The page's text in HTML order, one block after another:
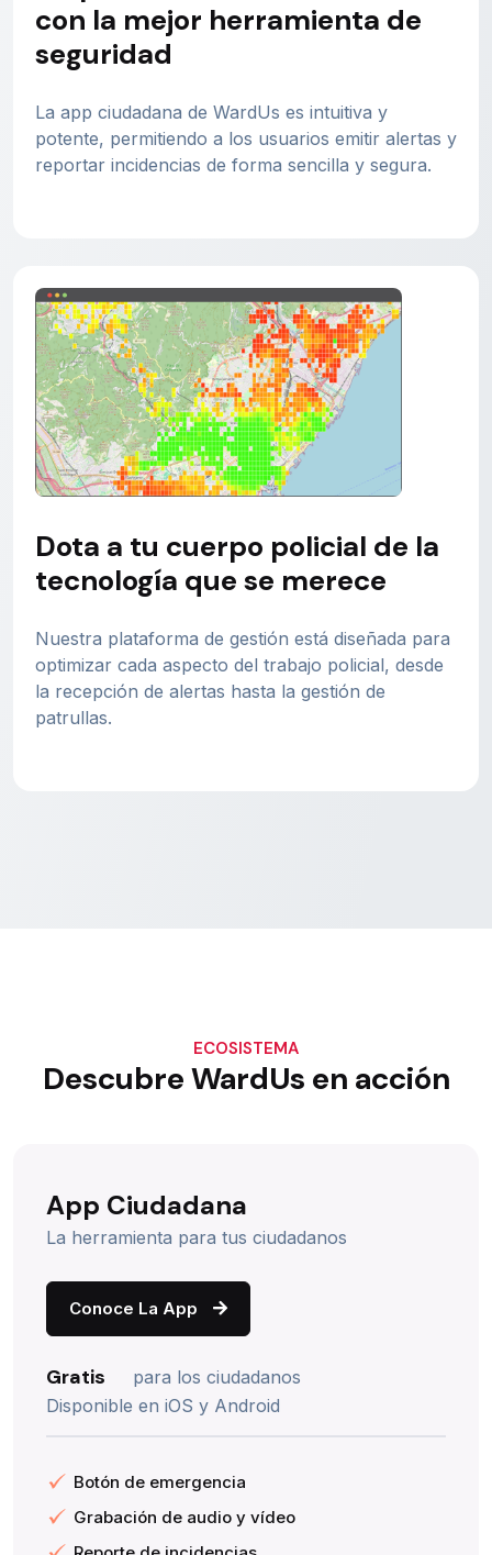
con la mejor herramienta de
seguridad
La app ciudadana de WardUs es intuitiva y
potente, permitiendo a los usuarios emitir alertas y
reportar incidencias de forma sencilla y segura.
Dota a tu cuerpo policial de la
tecnología que se merece
Nuestra plataforma de gestión está diseñada para
optimizar cada aspecto del trabajo policial, desde
la recepción de alertas hasta la gestión de
patrullas.
ECOSISTEMA
Descubre WardUs en acción
App Ciudadana
La herramienta para tus ciudadanos
Conoce La App
Gratis
para los ciudadanos
Disponible en iOS y Android
Botón de emergencia
Grabación de audio y vídeo